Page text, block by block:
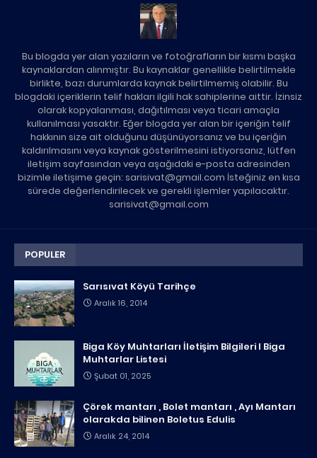
Bu blogda yer alan yazıların ve fotoğrafların bir kısmı başka
kaynaklardan alınmıştır. Bu kaynaklar genellikle belirtilmekle
birlikte, bazı durumlarda kaynak belirtilmemiş olabilir. Bu
blogdaki içeriklerin telif hakları ilgili hak sahiplerine aittir. İzinsiz
olarak kopyalanması, dağıtılması veya ticari amaçla
kullanılması yasaktır. Eğer blogda yer alan bir içeriğin telif
hakkının size ait olduğunu düşünüyorsanız ve bu içeriğin
kaldırılmasını veya kaynak gösterilmesini istiyorsanız, lütfen
iletişim sayfasından veya aşağıdaki e-posta adresinden
bizimle iletişime geçin: sarisivat@gmail.com İsteğiniz en kısa
sürede değerlendirilecek ve gerekli işlemler yapılacaktır.
sarisivat@gmail.com
POPULER
Sarısıvat Köyü Tarihçe
Aralık 16, 2014
Biga Köy Muhtarları İletişim Bilgileri I Biga
Muhtarlar Listesi
Şubat 01, 2025
Çörek mantarı , Bolet mantarı , Ayı Mantarı
olarakda bilinen Boletus Edulis
Aralık 24, 2014